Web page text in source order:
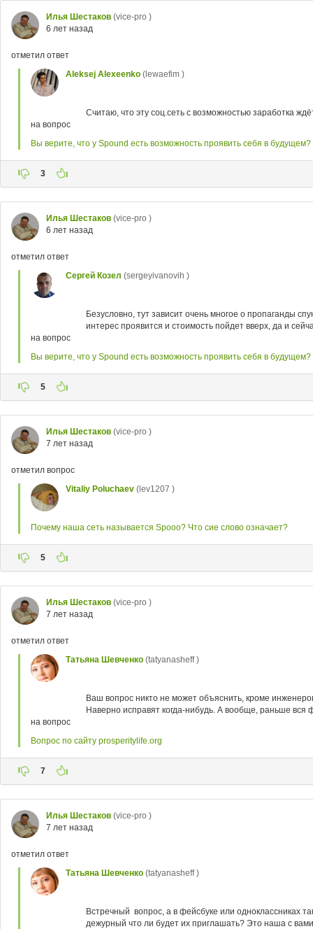
Илья Шестаков (vice-pro )
6 лет назад
отметил ответ
Aleksej Alexeenko (lewaefim )
Считаю, что эту соц.сеть с возможностью заработка
на вопрос
Вы верите, что у Spound есть возможность проявить себя в будущем?
3
Илья Шестаков (vice-pro )
6 лет назад
отметил ответ
Сергей Козел (sergeyivanovih )
Безусловно, тут зависит очень многое о пропаганды
интерес проявится и стоимость пойдет вверх, да и
на вопрос
Вы верите, что у Spound есть возможность проявить себя в будущем?
5
Илья Шестаков (vice-pro )
7 лет назад
отметил вопрос
Vitaliy Poluchaev (lev1207 )
Почему наша сеть называется Spooo? Что сие слово означает?
5
Илья Шестаков (vice-pro )
7 лет назад
отметил ответ
Татьяна Шевченко (tatyanasheff )
Ваш вопрос никто не может объяснить, кроме
Наверно исправят когда-нибудь. А вообще, раньше
на вопрос
Вопрос по сайту prosperitylife.org
7
Илья Шестаков (vice-pro )
7 лет назад
отметил ответ
Татьяна Шевченко (tatyanasheff )
Встречный вопрос, а в фейсбуке или одноклассниках
дежурный что ли будет их приглашать? Это наша с